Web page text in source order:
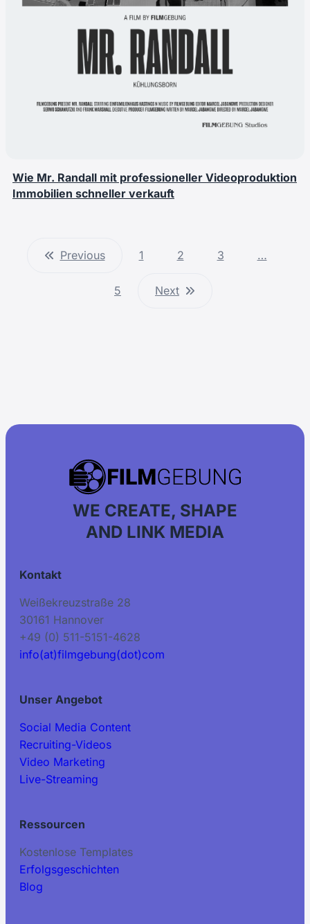
Wie Mr. Randall mit professioneller Videoproduktion
Immobilien schneller verkauft
Previous 1 2 3 …
5 Next
WE CREATE, SHAPE
AND LINK MEDIA
Kontakt
Weißekreuzstraße 28
30161 Hannover
+49 (0) 511-5151-4628
info(at)filmgebung(dot)com
Unser Angebot
Social Media Content
Recruiting-Videos
Video Marketing
Live-Streaming
Ressourcen
Kostenlose Templates
Erfolgsgeschichten
Blog